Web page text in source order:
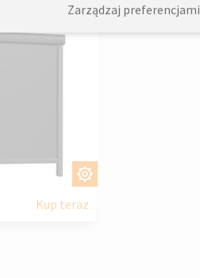
DOSTOSUJ
Kup teraz
Zarządzaj preferencjami